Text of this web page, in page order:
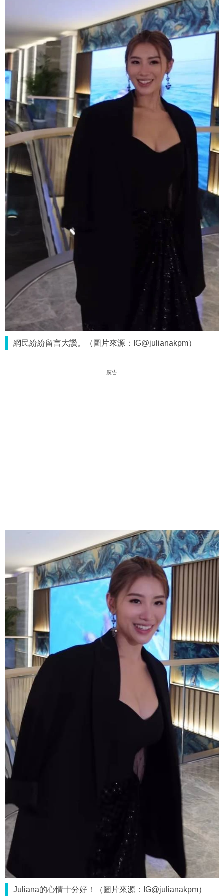
網民紛紛留言大讚。（圖片來源：IG@julianakpm）
廣告
Juliana的心情十分好！（圖片來源：IG@julianakpm）